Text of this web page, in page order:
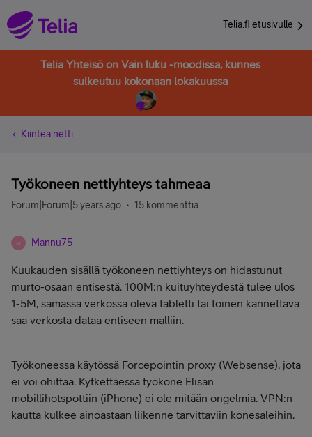
Telia.fi etusivulle
Telia Yhteisö on Vain luku -moodissa, kunnes
sulkeutuu kokonaan lokakuussa
Kiinteä netti
Työkoneen nettiyhteys tahmeaa
Forum|Forum|5 years ago 15 kommenttia
M Mannu75
Kuukauden sisällä työkoneen nettiyhteys on hidastunut
murto-osaan entisestä. 100M:n kuituyhteydestä tulee ulos
1-5M, samassa verkossa oleva tabletti tai toinen kannettava
saa verkosta dataa entiseen malliin.
Työkoneessa käytössä Forcepointin proxy (Websense), jota
ei voi ohittaa. Kytkettäessä työkone Elisan
mobillihotspottiin (iPhone) ei ole mitään ongelmia. VPN:n
kautta kulkee ainoastaan liikenne tarvittaviin konesaleihin.